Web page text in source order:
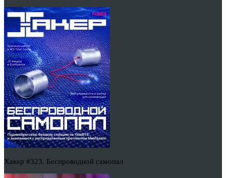
Хакер #323. Беспроводной самопал